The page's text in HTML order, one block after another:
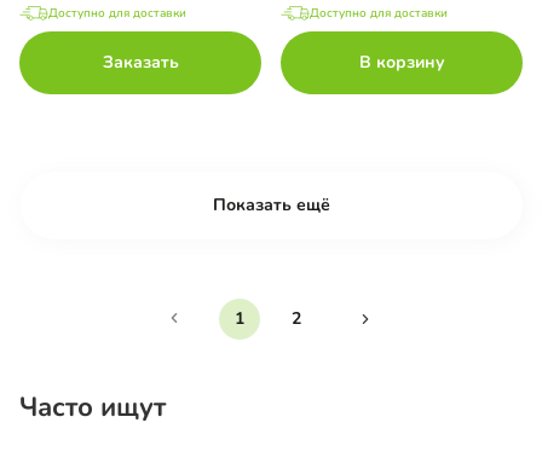
Доступно для доставки
Заказать
Доступно для доставки
В корзину
Показать ещё
1 2
Часто ищут